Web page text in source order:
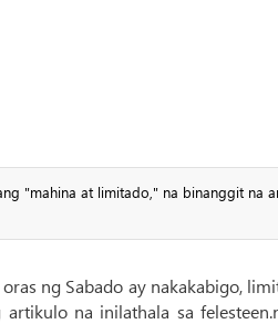
"mahina at limitado," na binanggit na
ng Sabado ay nakakabigo,
na inilathala sa